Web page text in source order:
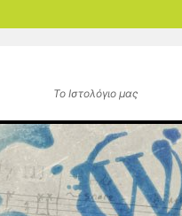
Το Ιστολόγιο μας